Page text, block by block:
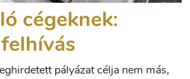
cégeknek:
pályázat célja nem más,